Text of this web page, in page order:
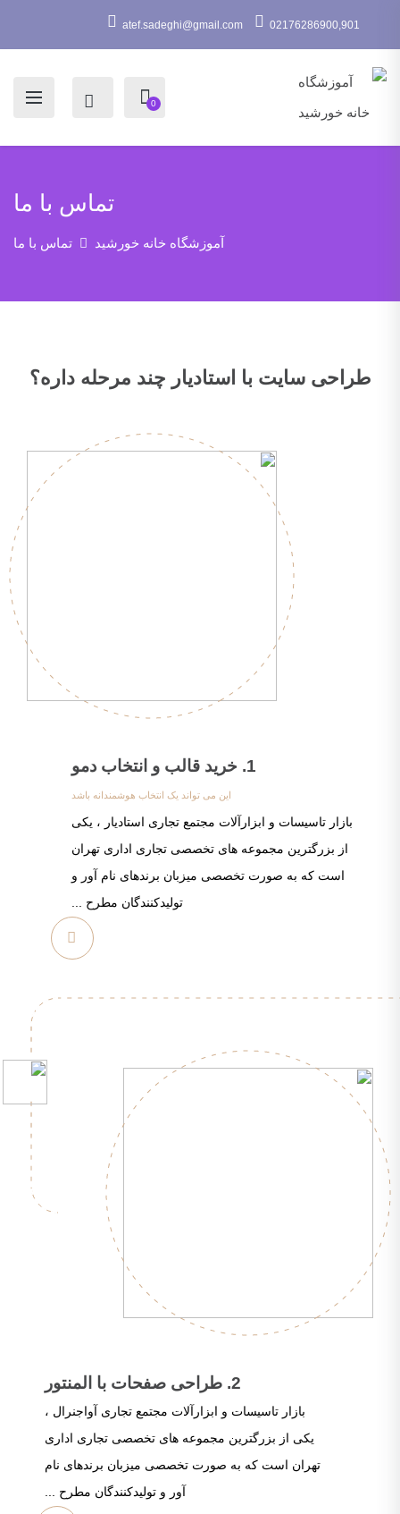
02176286900,901
atef.sadeghi@gmail.com
0
تماس با ما
آموزشگاه خانه خورشید تماس با ما
طراحی سایت با استادیار چند مرحله داره؟
1. خرید قالب و انتخاب دمو
این می تواند یک انتخاب هوشمندانه باشد
بازار تاسیسات و ابزارآلات مجتمع تجاری استادیار ، یکی
از بزرگترین مجموعه های تخصصی تجاری اداری تهران
است که به صورت تخصصی میزبان برندهای نام آور و
تولیدکنندگان مطرح ...
2. طراحی صفحات با المنتور
بازار تاسیسات و ابزارآلات مجتمع تجاری آواجنرال ،
یکی از بزرگترین مجموعه های تخصصی تجاری اداری
تهران است که به صورت تخصصی میزبان برندهای نام
آور و تولیدکنندگان مطرح ...